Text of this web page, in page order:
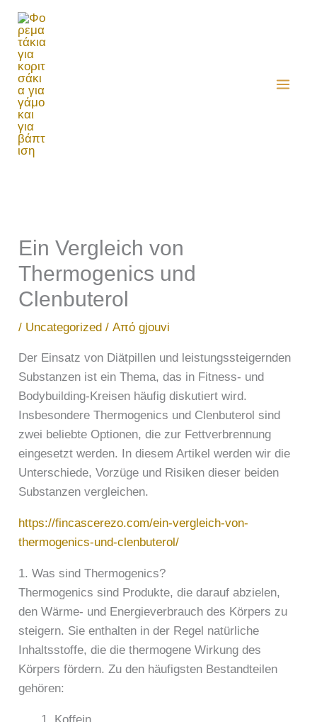
Μετάβαση
στο
περιεχόμενο
Ein Vergleich von
Thermogenics und
Clenbuterol
/ Uncategorized / Απόgjouvi
Der Einsatz von Diätpillen und leistungssteigernden
Substanzen ist ein Thema, das in Fitness- und
Bodybuilding-Kreisen häufig diskutiert wird.
Insbesondere Thermogenics und Clenbuterol sind
zwei beliebte Optionen, die zur Fettverbrennung
eingesetzt werden. In diesem Artikel werden wir die
Unterschiede, Vorzüge und Risiken dieser beiden
Substanzen vergleichen.
https://fincascerezo.com/ein-vergleich-von-
thermogenics-und-clenbuterol/
1. Was sind Thermogenics?
Thermogenics sind Produkte, die darauf abzielen,
den Wärme- und Energieverbrauch des Körpers zu
steigern. Sie enthalten in der Regel natürliche
Inhaltsstoffe, die die thermogene Wirkung des
Körpers fördern. Zu den häufigsten Bestandteilen
gehören:
Koffein